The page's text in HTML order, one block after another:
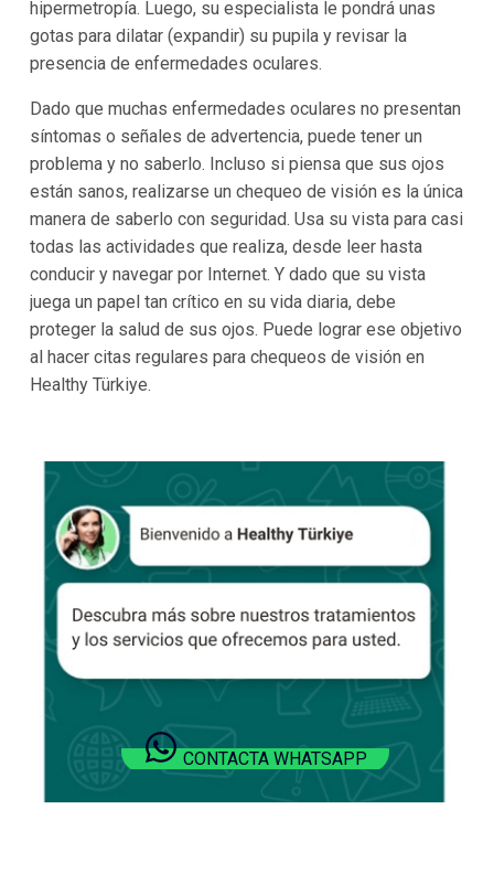
hipermetropía. Luego, su especialista le pondrá unas
gotas para dilatar (expandir) su pupila y revisar la
presencia de enfermedades oculares.
Dado que muchas enfermedades oculares no presentan
síntomas o señales de advertencia, puede tener un
problema y no saberlo. Incluso si piensa que sus ojos
están sanos, realizarse un chequeo de visión es la única
manera de saberlo con seguridad. Usa su vista para casi
todas las actividades que realiza, desde leer hasta
conducir y navegar por Internet. Y dado que su vista
juega un papel tan crítico en su vida diaria, debe
proteger la salud de sus ojos. Puede lograr ese objetivo
al hacer citas regulares para chequeos de visión en
Healthy Türkiye.
CONTACTA WHATSAPP